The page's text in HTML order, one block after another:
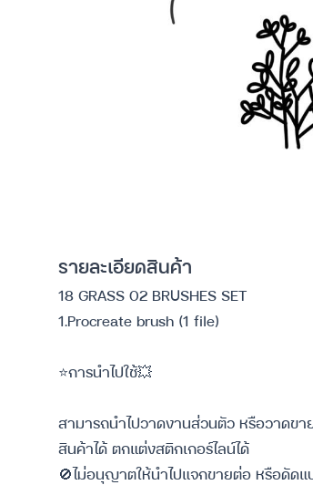
รายละเอียดสินค้า
18 GRASS 02 BRUSHES SET
1.Procreate brush (1 file)
⭐️การนำไปใช้💥
สามารถนำไปวาดงานส่วนตัว หรือวาดข
สินค้าได้ ตกแต่งสติกเกอร์ไลน์ได้
🚫ไม่อนุญาตให้นำไปแจกขายต่อ หรือดัด